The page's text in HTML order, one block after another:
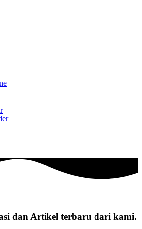
dan Artikel terbaru dari kami.